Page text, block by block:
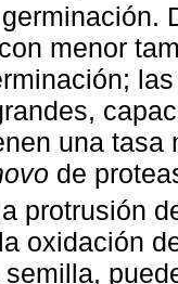
menor
una
de
protrusión
oxidación